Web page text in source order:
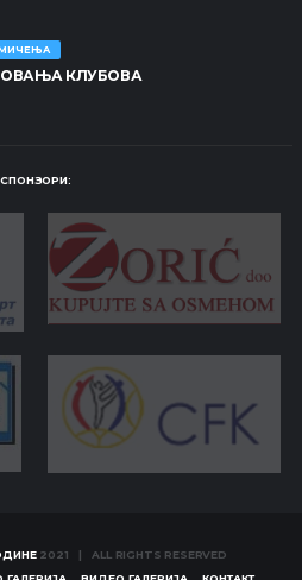
КЛУБОВА
СПОНЗОРИ:
2021 | ALL RIGHTS RESERVED